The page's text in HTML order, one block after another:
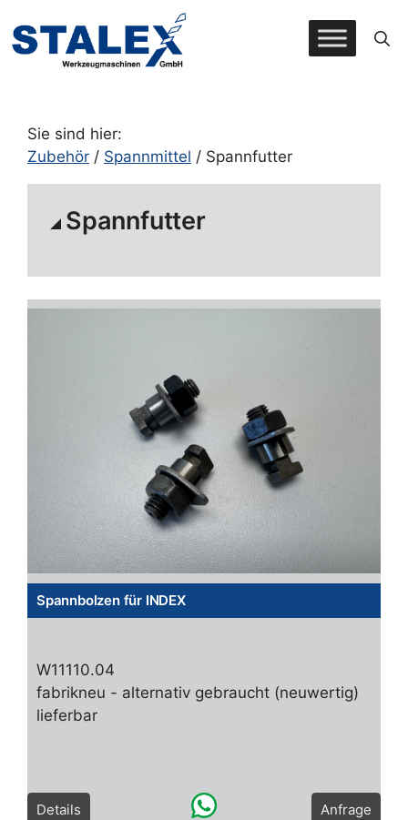
Inhalt
springen
Sie sind hier:
Zubehör / Spannmittel / Spannfutter
Spannfutter
Spannbolzen für INDEX
W11110.04
fabrikneu - alternativ gebraucht (neuwertig)
lieferbar
Details Anfrage